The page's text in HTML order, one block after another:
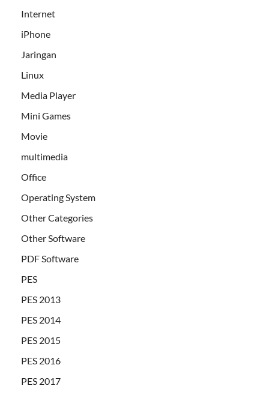
Internet
iPhone
Jaringan
Linux
Media Player
Mini Games
Movie
multimedia
Office
Operating System
Other Categories
Other Software
PDF Software
PES
PES 2013
PES 2014
PES 2015
PES 2016
PES 2017